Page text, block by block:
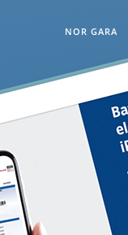
NOR GARA